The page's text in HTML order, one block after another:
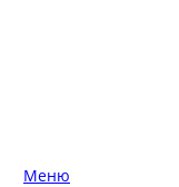
Меню